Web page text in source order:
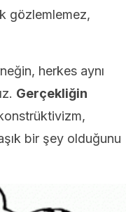
gözlemlemez,
herkes aynı
Gerçekliğin
bir şey olduğunu